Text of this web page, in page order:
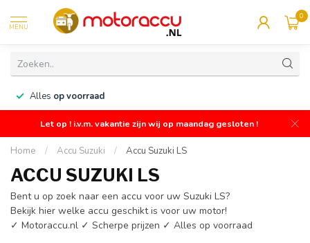
MENU
0
Alles op voorraad
Let op ! i.v.m. vakantie zijn wij op maandag gesloten !
Home / Accu Suzuki / Accu Suzuki LS
ACCU SUZUKI LS
Bent u op zoek naar een accu voor uw Suzuki LS?
Bekijk hier welke accu geschikt is voor uw motor!
✓ Motoraccu.nl ✓ Scherpe prijzen ✓ Alles op voorraad